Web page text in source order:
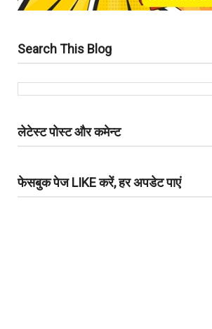
Search This Blog
लेटेस्ट पोस्ट और कमेन्ट
फेसबुक पेज LIKE करें, हर अपडेट पाएं